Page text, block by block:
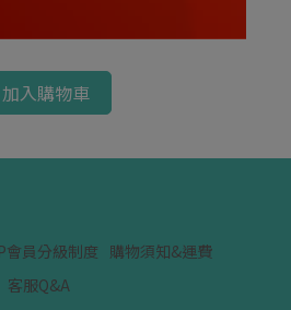
加入購物車
會員分級制度 購物須知&運費
客服Q&A